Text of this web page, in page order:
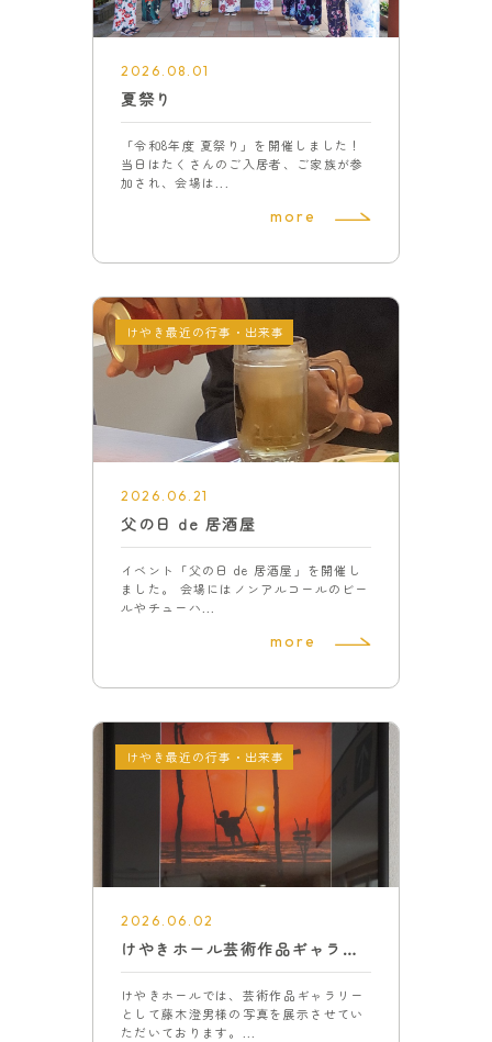
2026.08.01
夏祭り
「令和8年度 夏祭り」を開催しました！
当日はたくさんのご入居者、ご家族が参
加され、会場は...
more
けやき最近の行事・出来事
2026.06.21
父の日 de 居酒屋
イベント「父の日 de 居酒屋」を開催し
ました。 会場にはノンアルコールのビー
ルやチューハ...
more
けやき最近の行事・出来事
2026.06.02
けやきホール芸術作品ギャラリー８
けやきホールでは、芸術作品ギャラリー
として藤木澄男様の写真を展示させてい
ただいております。...